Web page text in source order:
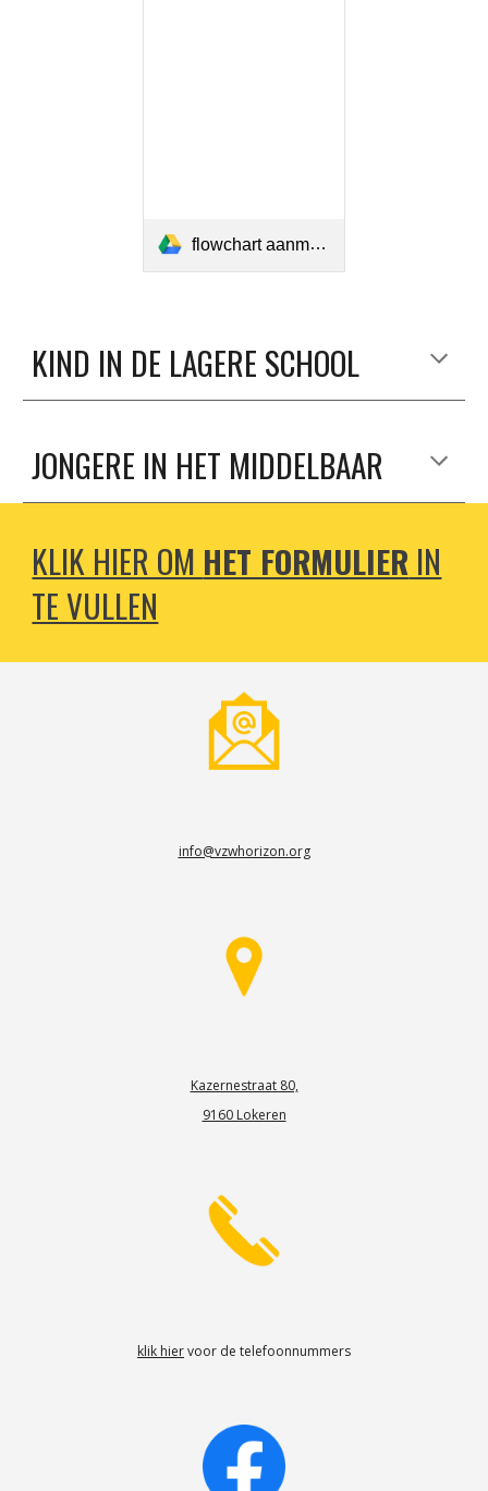
flowchart aanmeldingen.pdf
KIND IN DE LAGERE SCHOOL
JONGERE IN HET MIDDELBAAR
KLIK HIER OM HET FORMULIER IN
TE VULLEN
info@vzwhorizon.org
Kazernestraat 80,
9160 Lokeren
klik hiervoor de telefoonnummers